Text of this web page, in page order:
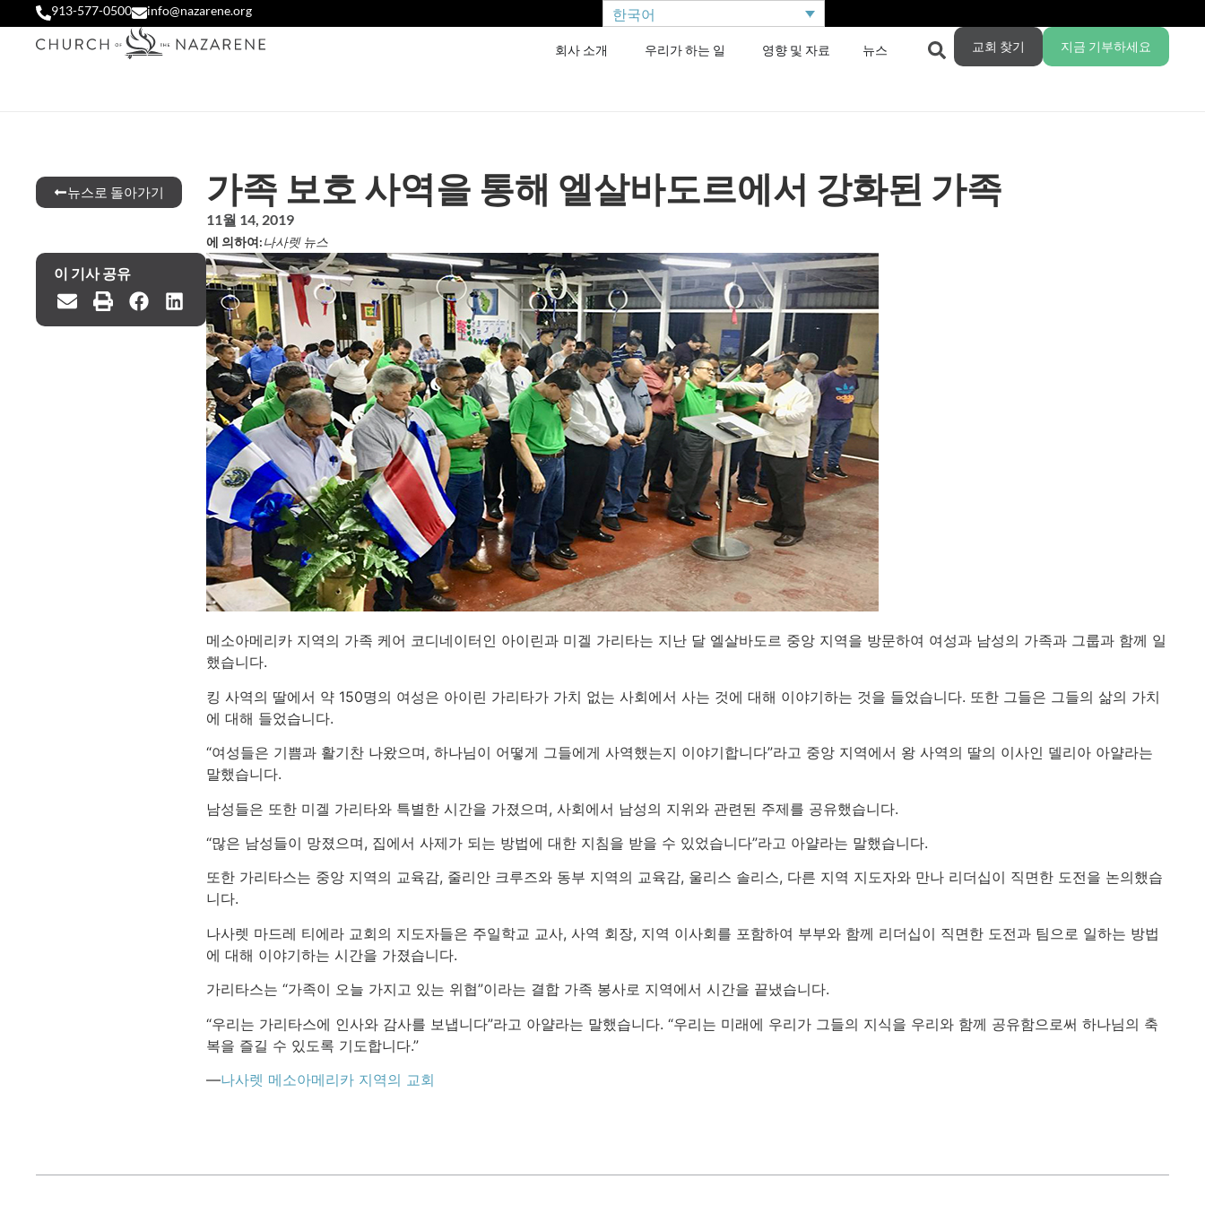
913-577-0500 info@nazarene.org 한국어
회사 소개 우리가 하는 일 영향 및 자료 뉴스 교회 찾기 지금 기부하세요
뉴스로 돌아가기 가족 보호 사역을 통해 엘살바도르에서 강화된 가족
11월 14, 2019
에 의하여:나사렛 뉴스
이 기사 공유
메소아메리카 지역의 가족 케어 코디네이터인 아이린과 미겔 가리타는 지난 달 엘살바도르 중앙 지역을 방문하여 여성과 남성의 가족과 그룹과 함께 일
했습니다.
킹 사역의 딸에서 약 150명의 여성은 아이린 가리타가 가치 없는 사회에서 사는 것에 대해 이야기하는 것을 들었습니다. 또한 그들은 그들의 삶의 가치
에 대해 들었습니다.
“여성들은 기쁨과 활기찬 나왔으며, 하나님이 어떻게 그들에게 사역했는지 이야기합니다”라고 중앙 지역에서 왕 사역의 딸의 이사인 델리아 아얄라는
말했습니다.
남성들은 또한 미겔 가리타와 특별한 시간을 가졌으며, 사회에서 남성의 지위와 관련된 주제를 공유했습니다.
“많은 남성들이 망졌으며, 집에서 사제가 되는 방법에 대한 지침을 받을 수 있었습니다”라고 아얄라는 말했습니다.
또한 가리타스는 중앙 지역의 교육감, 줄리안 크루즈와 동부 지역의 교육감, 울리스 솔리스, 다른 지역 지도자와 만나 리더십이 직면한 도전을 논의했습
니다.
나사렛 마드레 티에라 교회의 지도자들은 주일학교 교사, 사역 회장, 지역 이사회를 포함하여 부부와 함께 리더십이 직면한 도전과 팀으로 일하는 방법
에 대해 이야기하는 시간을 가졌습니다.
가리타스는 “가족이 오늘 가지고 있는 위협”이라는 결합 가족 봉사로 지역에서 시간을 끝냈습니다.
“우리는 가리타스에 인사와 감사를 보냅니다”라고 아얄라는 말했습니다. “우리는 미래에 우리가 그들의 지식을 우리와 함께 공유함으로써 하나님의 축
복을 즐길 수 있도록 기도합니다.”
—나사렛 메소아메리카 지역의 교회